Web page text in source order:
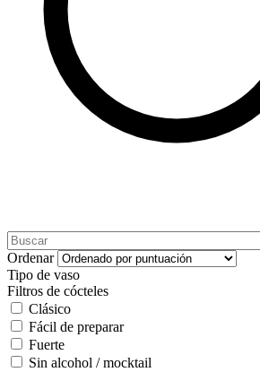
Ordenar
Tipo de vaso
Filtros de cócteles
Clásico
Fácil de preparar
Fuerte
Sin alcohol / mocktail